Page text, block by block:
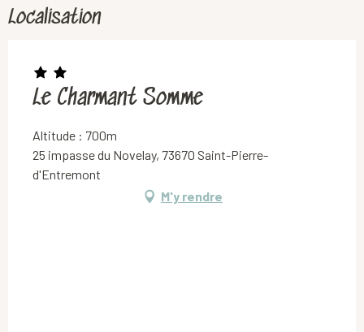
Localisation
Le Charmant Somme
Altitude : 700m
25 impasse du Novelay, 73670 Saint-Pierre-
d'Entremont
M'y rendre